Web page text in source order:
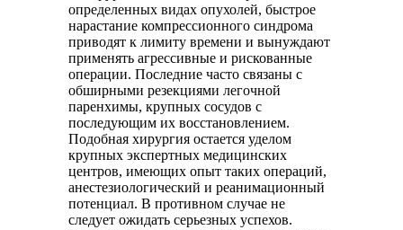
определенных видах опухолей, быстрое
нарастание компрессионного синдрома
приводят к лимиту времени и вынуждают
применять агрессивные и рискованные
операции. Последние часто связаны с
обширными резекциями легочной
паренхимы, крупных сосудов с
последующим их восстановлением.
Подобная хирургия остается уделом
крупных экспертных медицинских
центров, имеющих опыт таких операций,
анестезиологический и реанимационный
потенциал. В противном случае не
следует ожидать серьезных успехов.